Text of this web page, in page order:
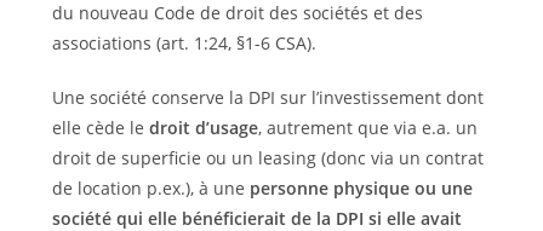
du nouveau Code de droit des sociétés et des
associations (art. 1:24, §1-6 CSA).
Une société conserve la DPI sur l’investissement dont
elle cède le droit d’usage, autrement que via e.a. un
droit de superficie ou un leasing (donc via un contrat
de location p.ex.), à une personne physique ou une
société qui elle bénéficierait de la DPI si elle avait